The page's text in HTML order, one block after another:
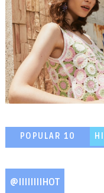
POPULAR 10
@IIIIIIIIHOT